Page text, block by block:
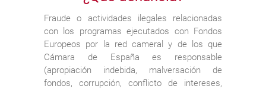
Fraude o actividades ilegales relacionadas
con los programas ejecutados con Fondos
Europeos por la red cameral y de los que
Cámara de España es responsable
(apropiación indebida, malversación de
fondos, corrupción, conflicto de intereses,